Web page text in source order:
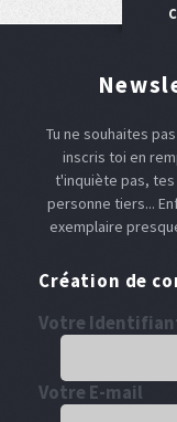
Tu ne souhaites
inscris toi en
t'inquiète pas,
personne tiers...
exemplaire
Création de
Votre
Votre E-mail